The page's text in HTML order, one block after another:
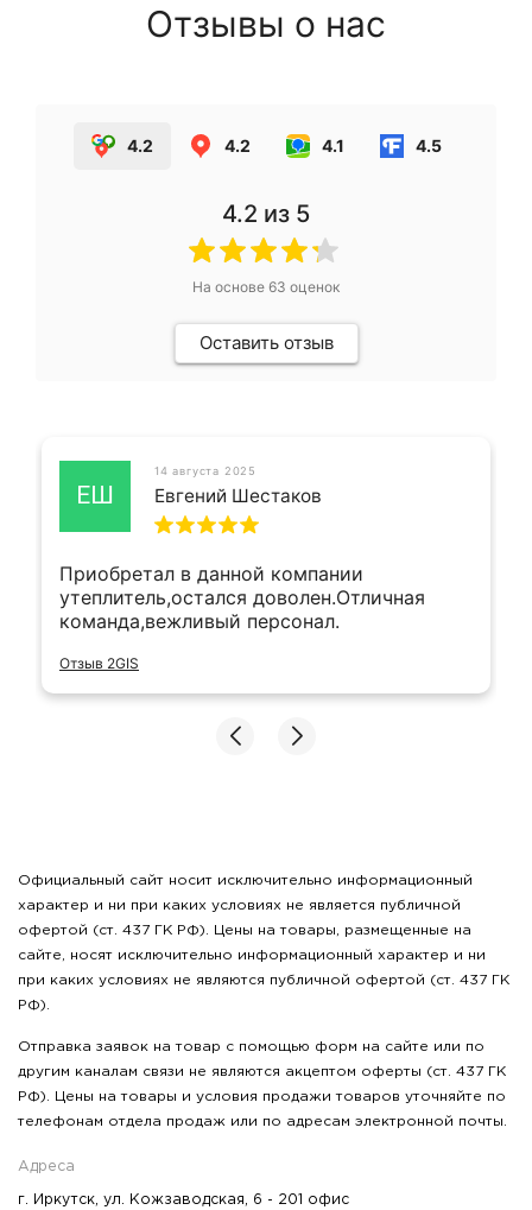
Отзывы о нас
4.2 4.2 4.1 4.5
4.2 из 5
На основе 63 оценок
Оставить отзыв
ЕШ
14 августа 2025
Евгений Шестаков
Приобретал в данной компании
утеплитель,остался доволен.Отличная
команда,вежливый персонал.
Отзыв 2GIS
Официальный сайт носит исключительно информационный
характер и ни при каких условиях не является публичной
офертой (ст. 437 ГК РФ). Цены на товары, размещенные на
сайте, носят исключительно информационный характер и ни
при каких условиях не являются публичной офертой (ст. 437 ГК
РФ).
Отправка заявок на товар с помощью форм на сайте или по
другим каналам связи не являются акцептом оферты (ст. 437 ГК
РФ). Цены на товары и условия продажи товаров уточняйте по
телефонам отдела продаж или по адресам электронной почты.
Адреса
г. Иркутск, ул. Кожзаводская, 6 - 201 офис